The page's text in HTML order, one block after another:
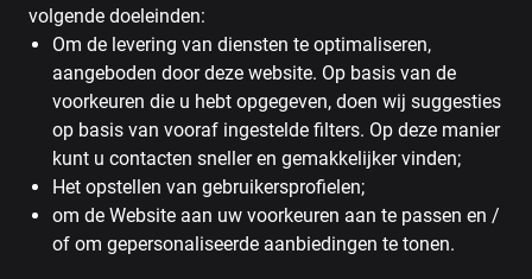
volgende doeleinden:
Om de levering van diensten te optimaliseren,
aangeboden door deze website. Op basis van de
voorkeuren die u hebt opgegeven, doen wij suggesties
op basis van vooraf ingestelde filters. Op deze manier
kunt u contacten sneller en gemakkelijker vinden;
Het opstellen van gebruikersprofielen;
om de Website aan uw voorkeuren aan te passen en /
of om gepersonaliseerde aanbiedingen te tonen.